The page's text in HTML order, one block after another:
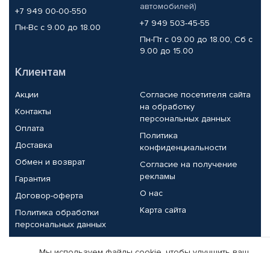
+7 949 00-00-550
Пн-Вс с 9.00 до 18.00
автомобилей)
+7 949 503-45-55
Пн-Пт с 09.00 до 18.00, Сб с
9.00 до 15.00
Клиентам
Акции
Контакты
Оплата
Доставка
Обмен и возврат
Гарантия
Договор-оферта
Политика обработки
персональных данных
Согласие посетителя сайта
на обработку
персональных данных
Политика
конфиденциальности
Согласие на получение
рекламы
О нас
Карта сайта